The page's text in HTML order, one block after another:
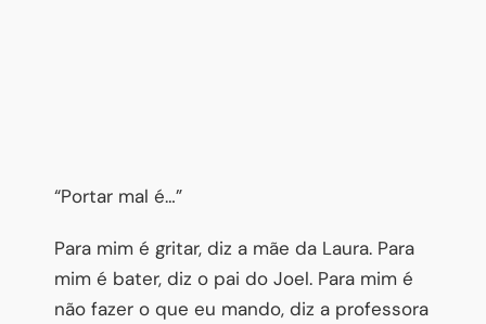
“Portar mal é…”
Para mim é gritar, diz a mãe da Laura. Para
mim é bater, diz o pai do Joel. Para mim é
não fazer o que eu mando, diz a professora